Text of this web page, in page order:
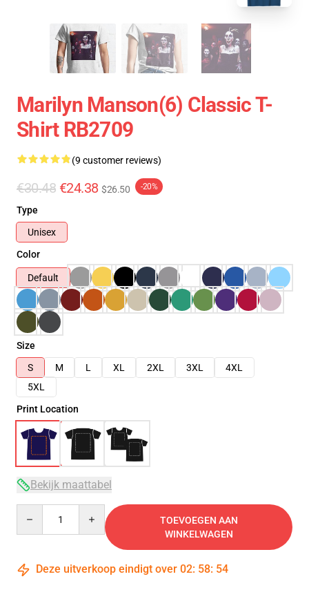
Marilyn Manson(6) Classic T-
Shirt RB2709
(9 customer reviews)
€30.48 €24.38 $26.50 -20%
Type
Unisex
Color
Default
Size
S
M L XL 2XL 3XL
4XL
5XL
Print Location
Bekijk maattabel
TOEVOEGEN AAN
WINKELWAGEN
Deze uitverkoop eindigt over 02: 58: 53